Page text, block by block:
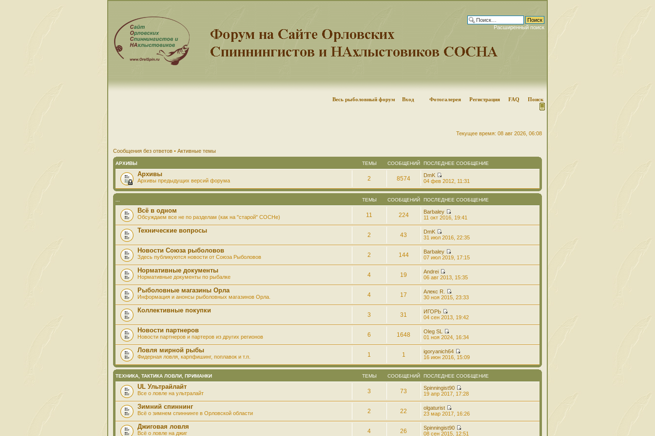
Расширенный поиск
Весь рыболовный форум Вход Фотогалерея Регистрация FAQ Поиск
Текущее время: 08 авг 2026, 06:08
Сообщения без ответов • Активные темы
АРХИВЫ ТЕМЫ СООБЩЕНИЙ ПОСЛЕДНЕЕ СООБЩЕНИЕ
Архивы
Архивы предыдущих версий форума 2 8574
DmK
04 фев 2012, 11:31
ТЕМЫ СООБЩЕНИЙ ПОСЛЕДНЕЕ СООБЩЕНИЕ
Всё в одном
Обсуждаем все не по разделам (как на "старой" СОСНе) 11 224
Barbaley
11 окт 2016, 19:41
Технические вопросы
2 43
DmK
31 июл 2016, 22:35
Новости Союза рыболовов
Здесь публикуются новости от Союза Рыболовов 2 144
Barbaley
07 июл 2019, 17:15
Нормативные документы
Нормативные документы по рыбалке 4 19
Andrei
06 авг 2013, 15:35
Рыболовные магазины Орла
Информация и анонсы рыболовных магазинов Орла. 4 17
Алекс R.
30 ноя 2015, 23:33
Коллективные покупки
3 31
ИГОРЬ
04 сен 2013, 19:42
Новости партнеров
Новости партнеров и партеров из других регионов 6 1648
Oleg SL
01 ноя 2024, 16:34
Ловля мирной рыбы
Фидерная ловля, карпфишинг, поплавок и т.п. 1 1
igoryanich64
16 июн 2016, 15:09
ТЕХНИКА, ТАКТИКА ЛОВЛИ, ПРИМАНКИ ТЕМЫ СООБЩЕНИЙ ПОСЛЕДНЕЕ СООБЩЕНИЕ
UL Ультрайлайт
Все о ловле на ультралайт 3 73
Spinningist90
19 апр 2017, 17:28
Зимний спиннинг
Всё о зимнем спиннинге в Орловской области 2 22
olgaturist
23 мар 2017, 16:26
Джиговая ловля
Всё о ловле на джиг 4 26
Spinningist90
08 сен 2015, 12:51